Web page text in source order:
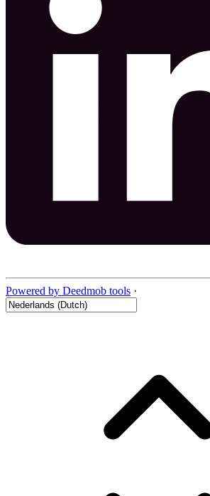
Powered by Deedmob tools ·